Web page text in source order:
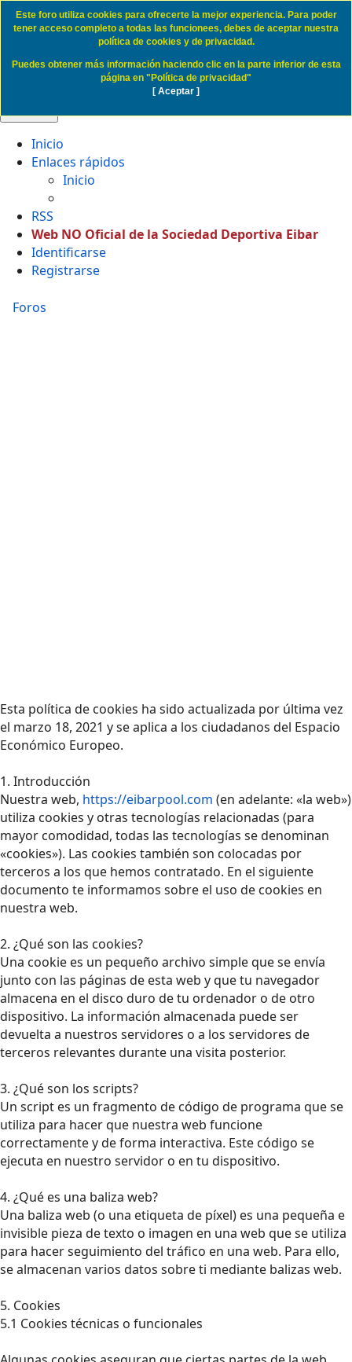
Politica de Cookies SD Eibar
Inicio
Enlaces rápidos
Inicio
RSS
Web NO Oficial de la Sociedad Deportiva Eibar
Identificarse
Registrarse
Foros
Esta política de cookies ha sido actualizada por última vez
el marzo 18, 2021 y se aplica a los ciudadanos del Espacio
Económico Europeo.
1. Introducción
Nuestra web, https://eibarpool.com (en adelante: «la web»)
utiliza cookies y otras tecnologías relacionadas (para
mayor comodidad, todas las tecnologías se denominan
«cookies»). Las cookies también son colocadas por
terceros a los que hemos contratado. En el siguiente
documento te informamos sobre el uso de cookies en
nuestra web.
2. ¿Qué son las cookies?
Una cookie es un pequeño archivo simple que se envía
junto con las páginas de esta web y que tu navegador
almacena en el disco duro de tu ordenador o de otro
dispositivo. La información almacenada puede ser
devuelta a nuestros servidores o a los servidores de
terceros relevantes durante una visita posterior.
3. ¿Qué son los scripts?
Un script es un fragmento de código de programa que se
utiliza para hacer que nuestra web funcione
correctamente y de forma interactiva. Este código se
ejecuta en nuestro servidor o en tu dispositivo.
4. ¿Qué es una baliza web?
Una baliza web (o una etiqueta de píxel) es una pequeña e
invisible pieza de texto o imagen en una web que se utiliza
para hacer seguimiento del tráfico en una web. Para ello,
se almacenan varios datos sobre ti mediante balizas web.
5. Cookies
5.1 Cookies técnicas o funcionales
Este foro utiliza cookies para ofrecerte la mejor experiencia. Para poder
tener acceso completo a todas las funcionees, debes de aceptar nuestra
política de cookies y de privacidad.
Puedes obtener más información haciendo clic en la parte inferior de esta
página en "Política de privacidad"
[ Aceptar ]